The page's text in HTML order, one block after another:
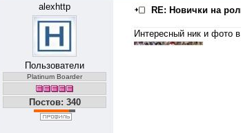
alexhttp
Пользователи
Platinum Boarder
Постов: 340
RE: Новички на
Интересный ник и фото